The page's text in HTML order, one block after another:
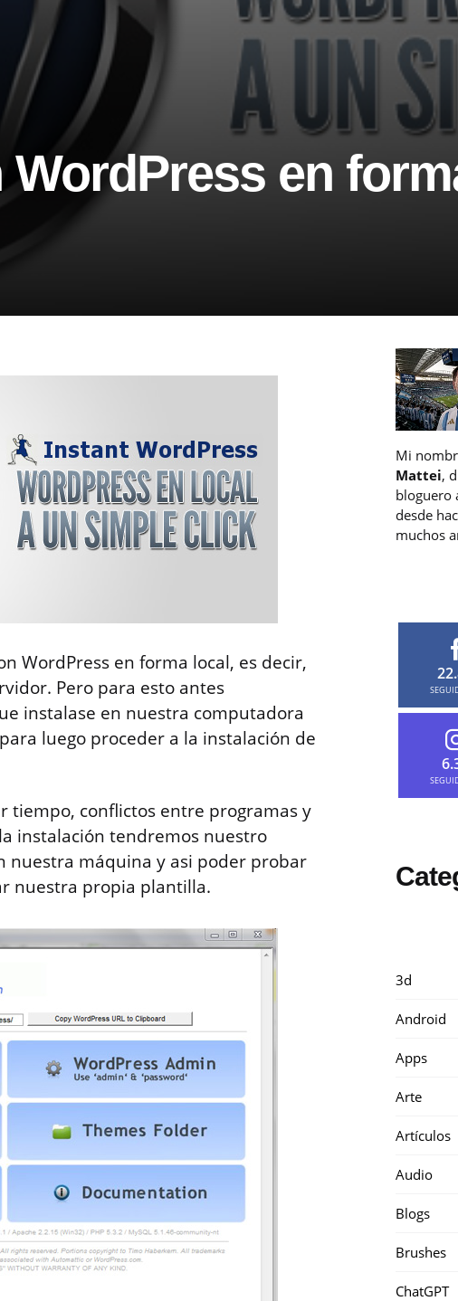
WordPress en
WordPress en forma local, es decir,
Pero para esto antes
instalase en nuestra computadora
luego proceder a la instalación de
tiempo, conflictos entre programas y
instalación tendremos nuestro
nuestra máquina y asi poder probar
nuestra propia plantilla.
Mi
Mattei,
bloguero
desde
muchos
3d
Android
Apps
Arte
Artículos
Audio
Blogs
Brushes
ChatGPT